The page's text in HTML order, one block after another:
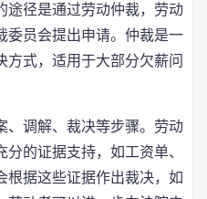
途径是通过劳动仲裁，劳动
委员会提出申请。仲裁是一
方式，适用于大部分欠薪问
、调解、裁决等步骤。劳动
的证据支持，如工资单、
根据这些证据作出裁决，如